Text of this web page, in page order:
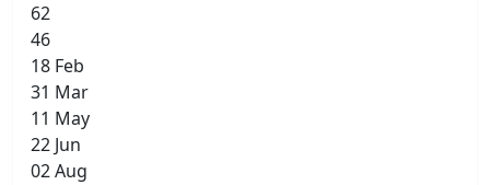
62
46
18 Feb
31 Mar
11 May
22 Jun
02 Aug